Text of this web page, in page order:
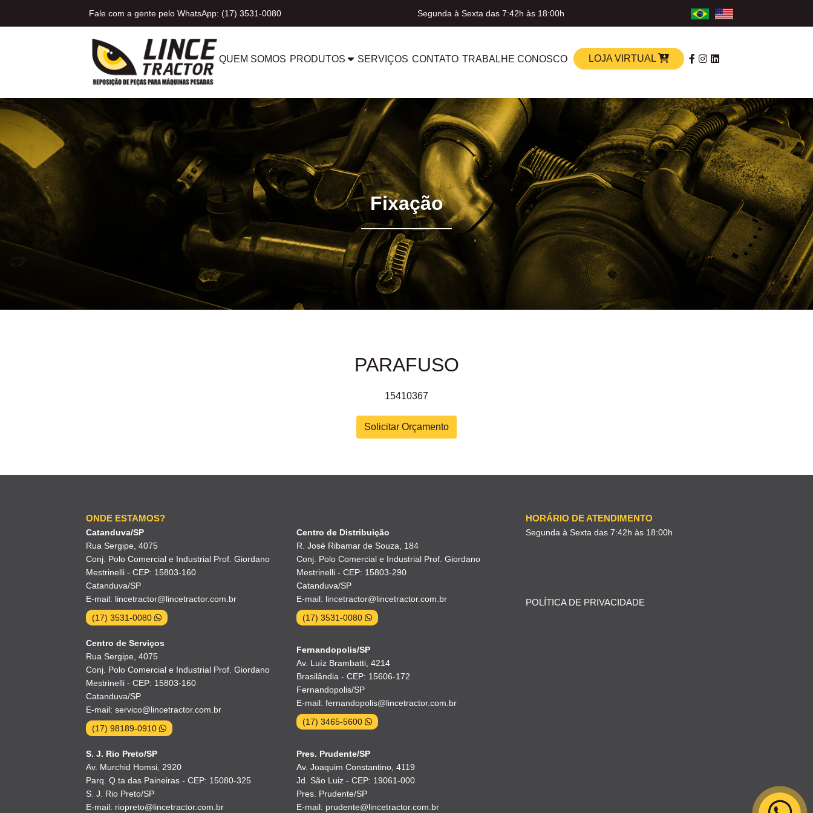
Fale com a gente pelo WhatsApp: (17) 3531-0080 Segunda à Sexta das 7:42h às 18:00h
QUEM SOMOS PRODUTOS SERVIÇOS CONTATO TRABALHE CONOSCO LOJA VIRTUAL
Fixação
PARAFUSO
15410367
Solicitar Orçamento
ONDE ESTAMOS?
Catanduva/SP
Rua Sergipe, 4075
Conj. Polo Comercial e Industrial Prof. Giordano
Mestrinelli - CEP: 15803-160
Catanduva/SP
E-mail: lincetractor@lincetractor.com.br
(17) 3531-0080
Centro de Distribuição
R. José Ribamar de Souza, 184
Conj. Polo Comercial e Industrial Prof. Giordano
Mestrinelli - CEP: 15803-290
Catanduva/SP
E-mail: lincetractor@lincetractor.com.br
(17) 3531-0080
Centro de Serviços
Rua Sergipe, 4075
Conj. Polo Comercial e Industrial Prof. Giordano
Mestrinelli - CEP: 15803-160
Catanduva/SP
E-mail: servico@lincetractor.com.br
(17) 98189-0910
Fernandopolis/SP
Av. Luíz Brambatti, 4214
Brasilândia - CEP: 15606-172
Fernandopolis/SP
E-mail: fernandopolis@lincetractor.com.br
(17) 3465-5600
S. J. Rio Preto/SP
Av. Murchid Homsi, 2920
Parq. Q.ta das Paineiras - CEP: 15080-325
S. J. Rio Preto/SP
E-mail: riopreto@lincetractor.com.br
Pres. Prudente/SP
Av. Joaquim Constantino, 4119
Jd. São Luiz - CEP: 19061-000
Pres. Prudente/SP
E-mail: prudente@lincetractor.com.br
HORÁRIO DE ATENDIMENTO
Segunda à Sexta das 7:42h às 18:00h
POLÍTICA DE PRIVACIDADE